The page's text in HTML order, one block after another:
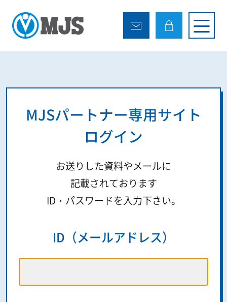
MJSパートナー専用サイト
ログイン
お送りした資料やメールに
記載されております
ID・パスワードを入力下さい。
ID（メールアドレス）